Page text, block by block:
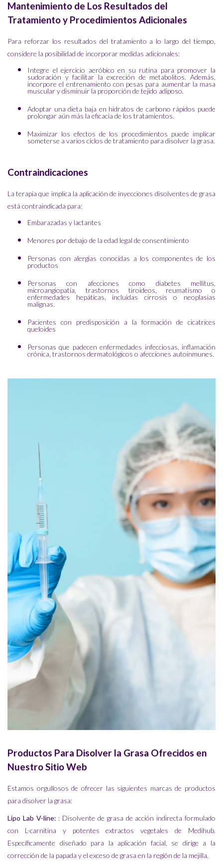
Mantenimiento de Los Resultados del
Tratamiento y Procedimientos Adicionales
Para reforzar los resultados del tratamiento a lo largo del tiempo,
considere la posibilidad de incorporar medidas adicionales:
Integre el ejercicio aeróbico en su rutina para promover la
sudoración y facilitar la excreción de metabolitos. Además,
incorpore el entrenamiento con pesas para aumentar la masa
muscular y disminuir la proporción de tejido adiposo.
Adoptar una dieta baja en hidratos de carbono rápidos puede
prolongar aún más la eficacia de los tratamientos.
Maximizar los efectos de los procedimientos puede implicar
someterse a varios ciclos de tratamiento para disolver la grasa.
Contraindicaciones
La terapia que implica la aplicación de inyecciones disolventes de grasa
está contraindicada para:
Embarazadas y lactantes
Menores por debajo de la edad legal de consentimiento
Personas con alergias conocidas a los componentes de los
productos
Personas con afecciones como diabetes mellitus,
microangiopatía, trastornos tiroideos, reumatismo o
enfermedades hepáticas, incluidas cirrosis o neoplasias
malignas.
Pacientes con predisposición a la formación de cicatrices
queloides
Personas que padecen enfermedades infecciosas, inflamación
crónica, trastornos dermatológicos o afecciones autoinmunes.
Productos Para Disolver la Grasa Ofrecidos en
Nuestro Sitio Web
Estamos orgullosos de ofrecer las siguientes marcas de productos
para disolver la grasa:
Lipo Lab V-line: : Disolvente de grasa de acción indirecta formulado
con L-carnitina y potentes extractos vegetales de Medihub.
Específicamente diseñado para la aplicación facial, se dirige a la
corrección de la papada y el exceso de grasa en la región de la mejilla.